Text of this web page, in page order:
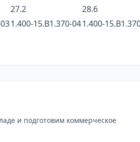
27.2
28.6
1.400-15.B1.370-041.400-
и подготовим коммерческое